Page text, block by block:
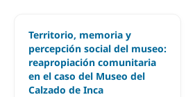
Territorio, memoria y
percepción social del museo:
reapropiación comunitaria
en el caso del Museo del
Calzado de Inca